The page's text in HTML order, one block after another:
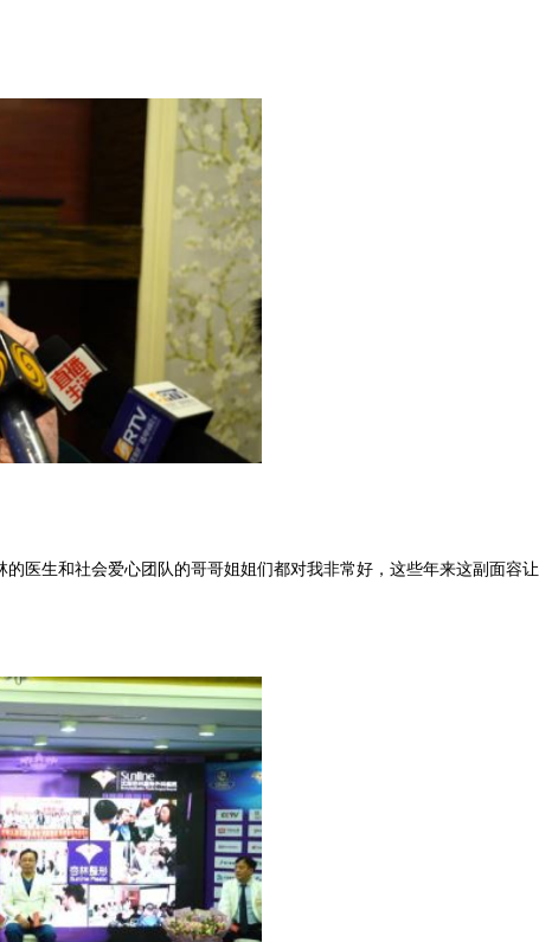
医生和社会爱心团队的哥哥姐姐们都对我非常好，这些年来这副面容